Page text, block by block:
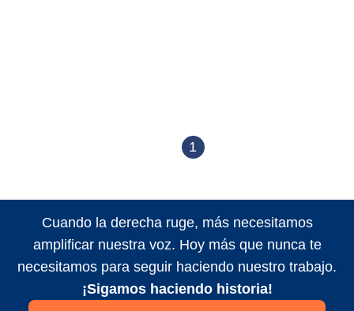
1
Cuando la derecha ruge, más necesitamos
amplificar nuestra voz. Hoy más que nunca te
necesitamos para seguir haciendo nuestro trabajo.
¡Sigamos haciendo historia!